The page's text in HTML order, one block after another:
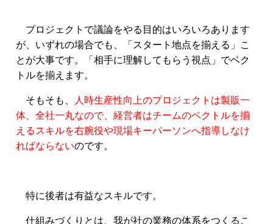
プロジェクトで議論をやる目的はいろいろあります
が、いずれの場合でも、「スタート地点を揃える」こ
とが大事です。「相手に理解してもらう視点」でベク
トルを揃えます。
そもそも、
人時生産性向上のプロジェクトは製販一
体、全社一丸なので、経営者はチームのベクトルを揃
えるスキルを右腕役や現場キーパーソンへ指導しなけ
ればならないのです。
特に後者は有益なスキルです。
仕組みづくりとは、我が社の業務の体系をつくるこ